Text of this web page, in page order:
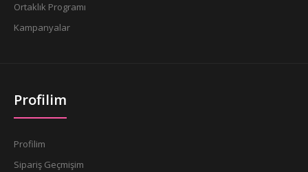
Ortaklık Programı
Kampanyalar
Profilim
Profilim
Sipariş Geçmişim